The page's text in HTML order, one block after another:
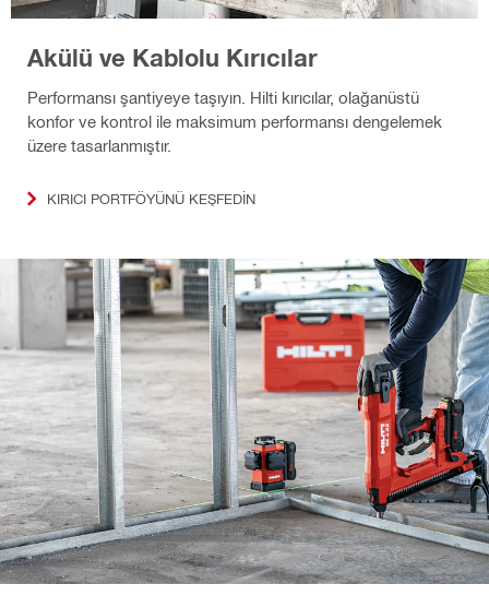
Akülü ve Kablolu Kırıcılar
Performansı şantiyeye taşıyın. Hilti kırıcılar, olağanüstü
konfor ve kontrol ile maksimum performansı dengelemek
üzere tasarlanmıştır.
KIRICI PORTFÖYÜNÜ KEŞFEDIN